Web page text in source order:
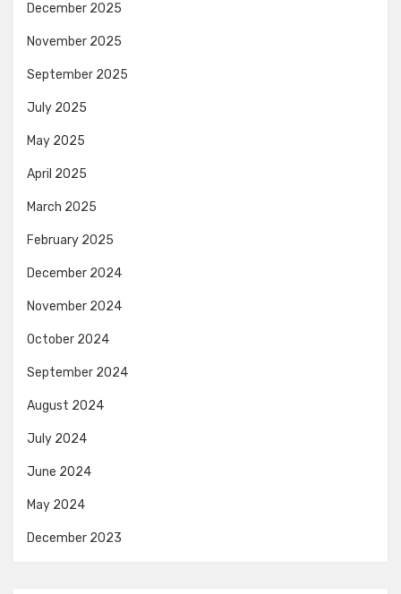
December 2025
November 2025
September 2025
July 2025
May 2025
April 2025
March 2025
February 2025
December 2024
November 2024
October 2024
September 2024
August 2024
July 2024
June 2024
May 2024
December 2023